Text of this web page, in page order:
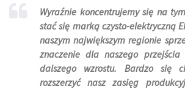
Wyraźnie koncentrujemy się na
stać się marką czysto-elektryczną
naszym największym regionie
znaczenie dla naszego
dalszego wzrostu. Bardzo się
rozszerzyć nasz zasięg